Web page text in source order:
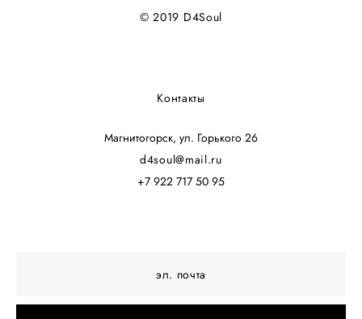
© 2019 D4Soul
Контакты
Магнитогорск, ул. Горького 26
d4soul@mail.ru
+7 922 717 50 95